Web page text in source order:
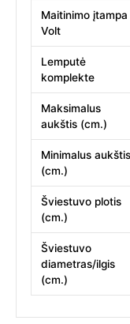
Maitinimo įtampa
Volt
Lemputė
komplekte
Maksimalus
aukštis (cm.)
Minimalus aukštis
(cm.)
Šviestuvo plotis
(cm.)
Šviestuvo
diametras/ilgis
(cm.)